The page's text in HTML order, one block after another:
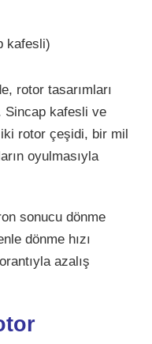
kafesli)
rotor tasarımları
Sincap kafesli ve
rotor çeşidi, bir mil
oyulmasıyla
sonucu dönme
dönme hızı
azalış